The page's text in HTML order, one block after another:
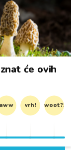
će ovih
aww vrh! woot?!